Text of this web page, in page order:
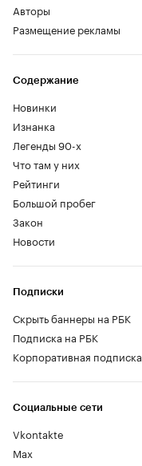
Авторы
Размещение рекламы
Содержание
Новинки
Изнанка
Легенды 90-х
Что там у них
Рейтинги
Большой пробег
Закон
Новости
Социальные сети
Vkontakte
Max
Подписки
Скрыть баннеры на РБК
Подписка на РБК
Корпоративная подписка